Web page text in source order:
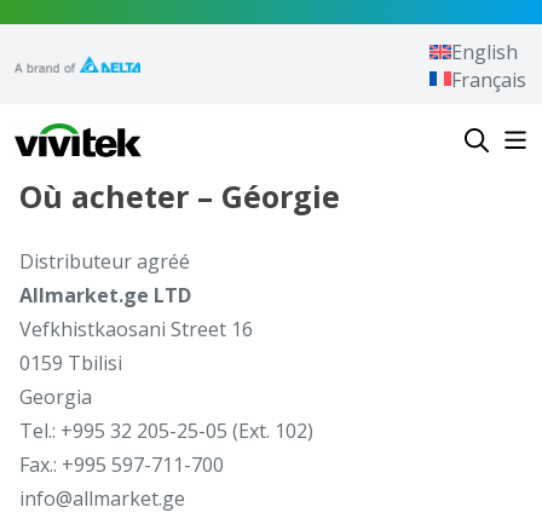
Vivitek
English
Français
Où acheter – Géorgie
Distributeur agréé
Allmarket.ge LTD
Vefkhistkaosani Street 16
0159 Tbilisi
Georgia
Tel.: +995 32 205-25-05 (Ext. 102)
Fax.: +995 597-711-700
info@allmarket.ge